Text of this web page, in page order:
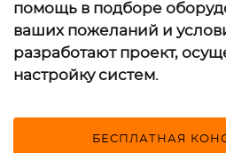
помощь в подборе
ваших пожеланий и
разработают проект,
настройку систем.
БЕСПЛАТНАЯ